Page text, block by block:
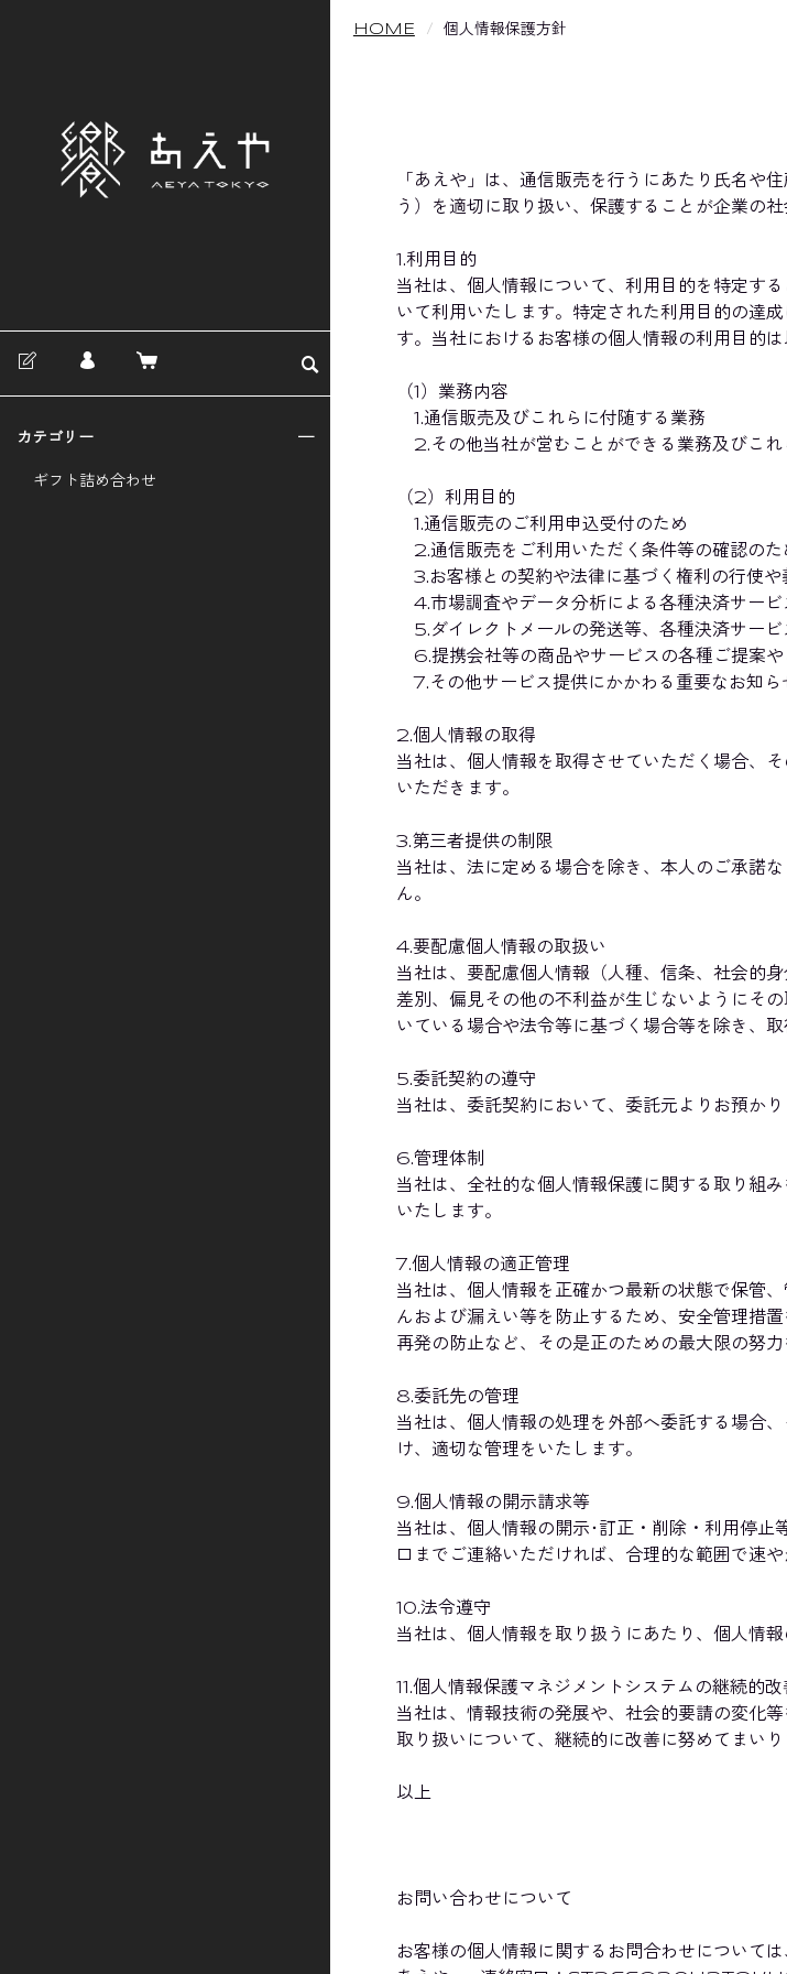
カテゴリー
ギフト詰め合わせ
HOME 個人情報保護方針
「あえや」は、通信販売を行うにあたり氏名や
う）を適切に取り扱い、保護することが企業の
1.利用目的
当社は、個人情報について、利用目的を特定す
いて利用いたします。特定された利用目的の達
す。当社におけるお客様の個人情報の利用目的は
（1）業務内容
1.通信販売及びこれらに付随する業務
2.その他当社が営むことができる業務及びこれ
（2）利用目的
1.通信販売のご利用申込受付のため
2.通信販売をご利用いただく条件等の確認のた
3.お客様との契約や法律に基づく権利の行使や
4.市場調査やデータ分析による各種決済サービ
5.ダイレクトメールの発送等、各種決済サービ
6.提携会社等の商品やサービスの各種ご提案や
7.その他サービス提供にかかわる重要なお知ら
2.個人情報の取得
当社は、個人情報を取得させていただく場合、
いただきます。
3.第三者提供の制限
当社は、法に定める場合を除き、本人のご承諾
ん。
4.要配慮個人情報の取扱い
当社は、要配慮個人情報（人種、信条、社会的
差別、偏見その他の不利益が生じないようにそ
いている場合や法令等に基づく場合等を除き、取
5.委託契約の遵守
当社は、委託契約において、委託元よりお預か
6.管理体制
当社は、全社的な個人情報保護に関する取り組
いたします。
7.個人情報の適正管理
当社は、個人情報を正確かつ最新の状態で保管
んおよび漏えい等を防止するため、安全管理措
再発の防止など、その是正のための最大限の努力
8.委託先の管理
当社は、個人情報の処理を外部へ委託する場合
け、適切な管理をいたします。
9.個人情報の開示請求等
当社は、個人情報の開示･訂正・削除・利用停
口までご連絡いただければ、合理的な範囲で速や
10.法令遵守
当社は、個人情報を取り扱うにあたり、個人情
11.個人情報保護マネジメントシステムの継続的改
当社は、情報技術の発展や、社会的要請の変化
取り扱いについて、継続的に改善に努めてまいり
以上
お問い合わせについて
お客様の個人情報に関するお問合わせについて